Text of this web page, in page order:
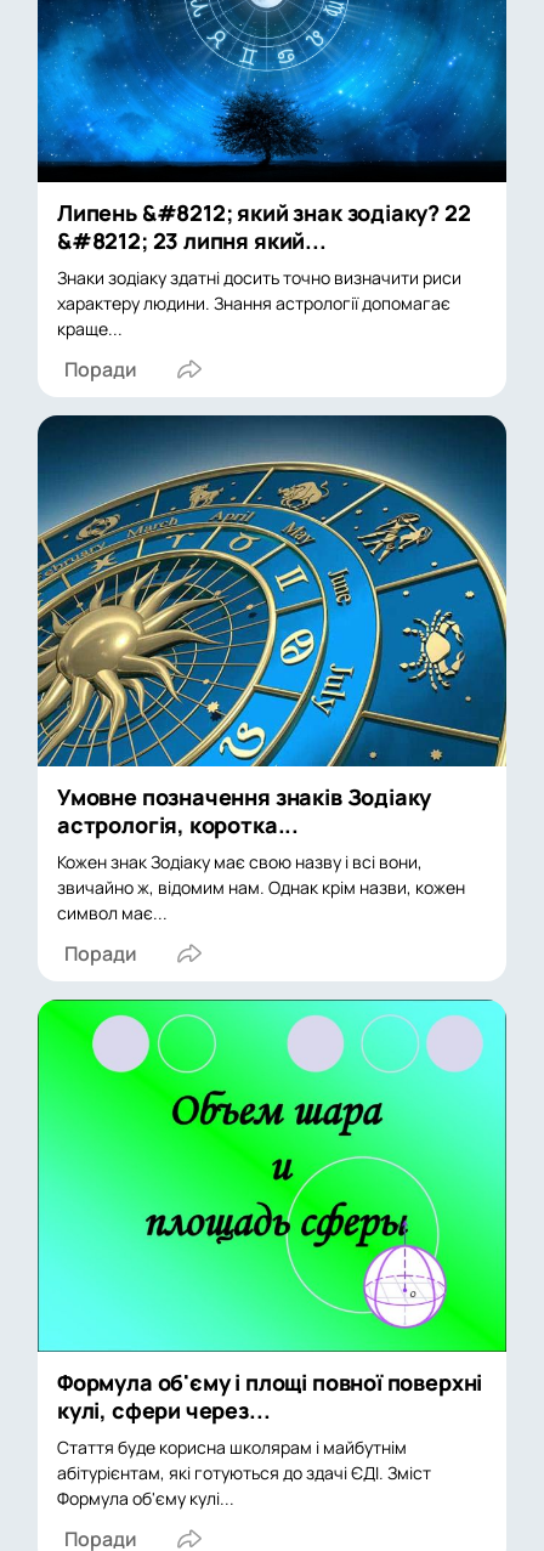
Липень &#8212; який знак зодіаку? 22
&#8212; 23 липня який...
Знаки зодіаку здатні досить точно визначити риси
характеру людини. Знання астрології допомагає
краще...
Поради
Умовне позначення знаків Зодіаку
астрологія, коротка...
Кожен знак Зодіаку має свою назву і всі вони,
звичайно ж, відомим нам. Однак крім назви, кожен
символ має...
Поради
Формула об'єму і площі повної поверхні
кулі, сфери через...
Стаття буде корисна школярам і майбутнім
абітурієнтам, які готуються до здачі ЄДІ. Зміст
Формула об'єму кулі...
Поради